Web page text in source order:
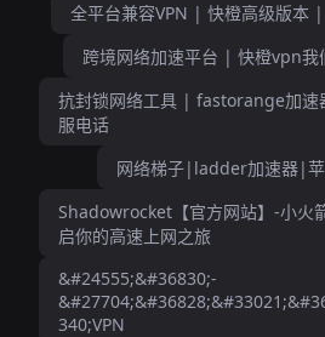
全平台兼容VPN | 快橙高级版本
跨境网络加速平台 | 快橙vpn
抗封锁网络工具 | fastorange加
服电话
网络梯子|ladder加速器|
Shadowrocket【官方网站】-小火
启你的高速上网之旅
&#24555;&#36830;-
340;VPN